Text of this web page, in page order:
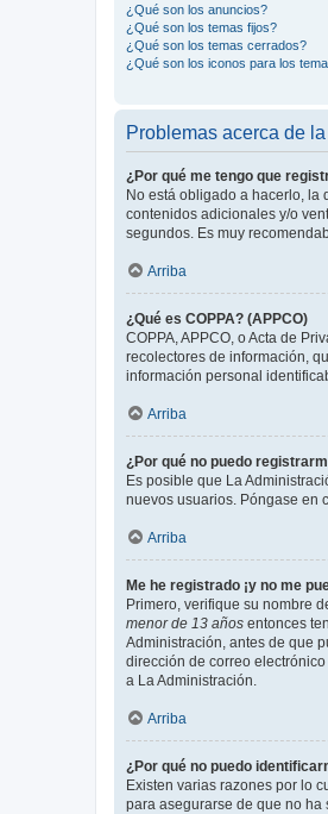
¿Qué son los anuncios?
¿Qué son los temas fijos?
¿Qué son los temas cerrados?
¿Qué son los iconos para los
Problemas acerca de
¿Por qué me tengo que
No está obligado a hacerlo, la
contenidos adicionales y/o
segundos. Es muy
Arriba
¿Qué es COPPA? (APPCO)
COPPA, APPCO, o Acta de
recolectores de información,
información personal
Arriba
¿Por qué no puedo
Es posible que La
nuevos usuarios. Póngase en
Arriba
Me he registrado ¡y no me
Primero, verifique su nombre
menor de 13 años entonces
Administración, antes de que
dirección de correo
a La Administración.
Arriba
¿Por qué no puedo
Existen varias razones por lo
para asegurarse de que no ha